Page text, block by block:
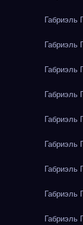
Габриэль
Габриэль
Габриэль
Габриэль
Габриэль
Габриэль
Габриэль
Габриэль
Габриэль